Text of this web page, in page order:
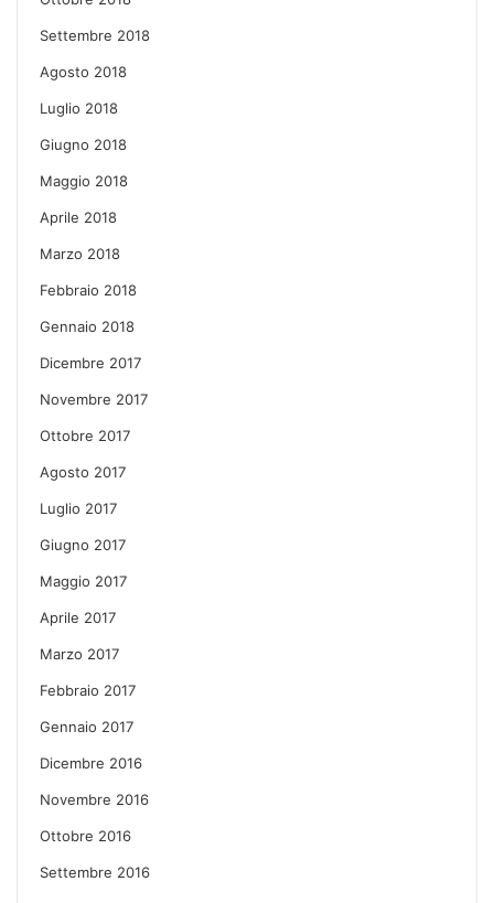
Settembre 2018
Agosto 2018
Luglio 2018
Giugno 2018
Maggio 2018
Aprile 2018
Marzo 2018
Febbraio 2018
Gennaio 2018
Dicembre 2017
Novembre 2017
Ottobre 2017
Agosto 2017
Luglio 2017
Giugno 2017
Maggio 2017
Aprile 2017
Marzo 2017
Febbraio 2017
Gennaio 2017
Dicembre 2016
Novembre 2016
Ottobre 2016
Settembre 2016